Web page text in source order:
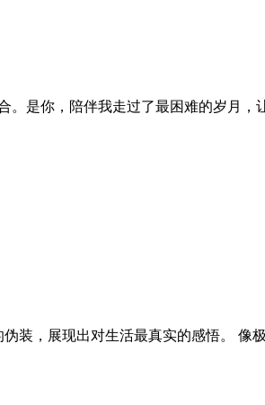
。是你，陪伴我走过了最困难的岁月，
装，展现出对生活最真实的感悟。 像